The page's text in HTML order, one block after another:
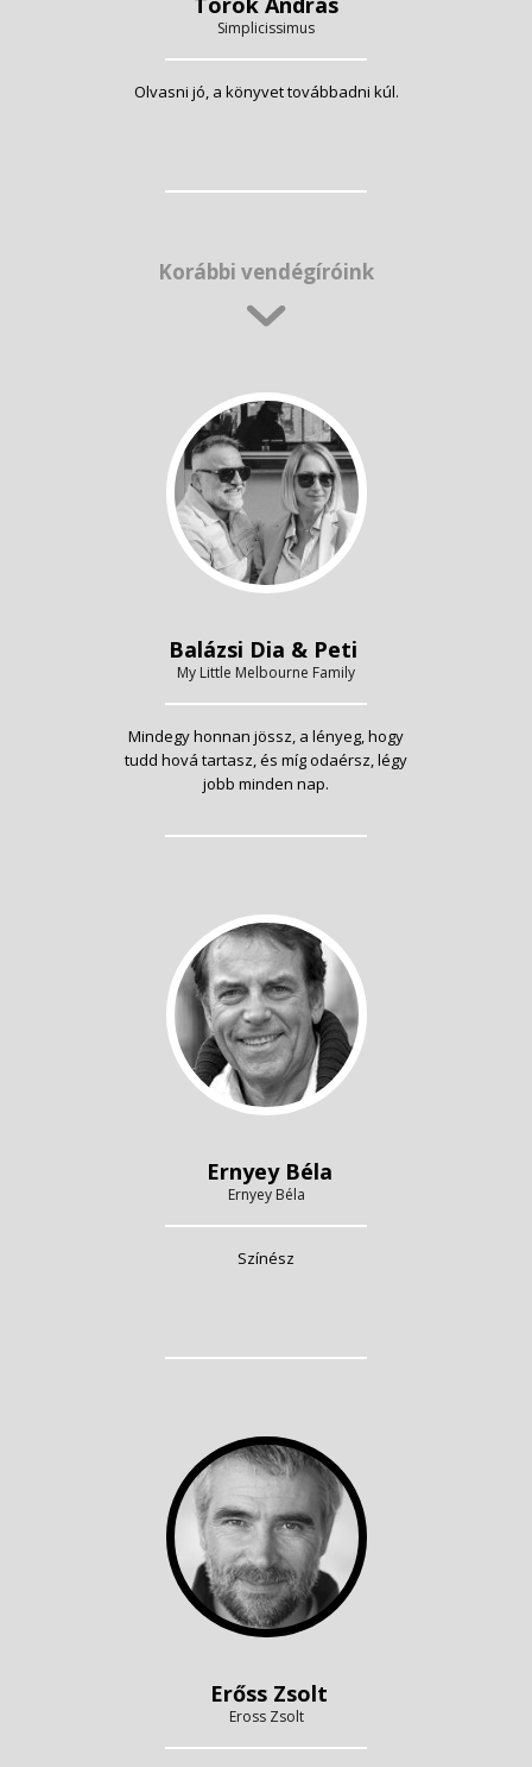
Simplicissimus
Olvasni jó, a könyvet továbbadni kúl.
Korábbi vendégíróink
Balázsi Dia & Peti
My Little Melbourne Family
Mindegy honnan jössz, a lényeg, hogy
tudd hová tartasz, és míg odaérsz, légy
jobb minden nap.
Ernyey Béla
Ernyey Béla
Színész
Erőss Zsolt
Eross Zsolt